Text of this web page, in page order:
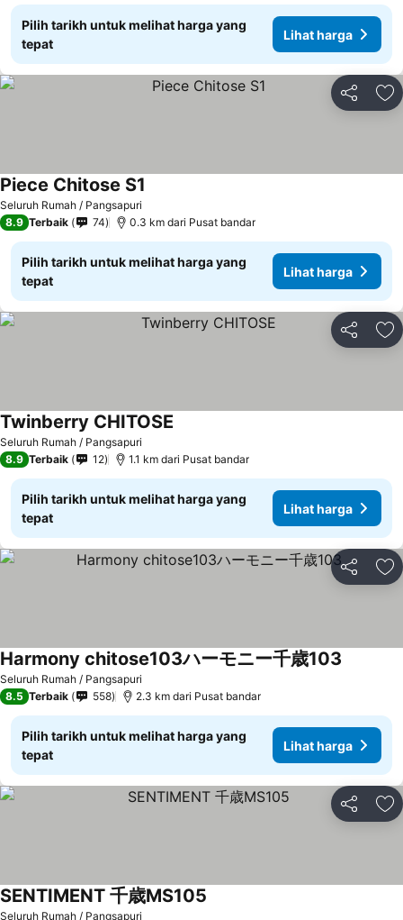
Pilih tarikh untuk melihat harga yang
tepat
Lihat harga
Kongsi
Seluruh Rumah / Pangsapuri
Piece Chitose S1
8.9 Terbaik 74 0.3 km dari Pusat bandar
Pilih tarikh untuk melihat harga yang
tepat
Lihat harga
Kongsi
Seluruh Rumah / Pangsapuri
Twinberry CHITOSE
8.9 Terbaik 12 1.1 km dari Pusat bandar
Pilih tarikh untuk melihat harga yang
tepat
Lihat harga
Kongsi
Seluruh Rumah / Pangsapuri
Harmony chitose103ハーモニー千歳103
8.5 Terbaik 558 2.3 km dari Pusat bandar
Pilih tarikh untuk melihat harga yang
tepat
Lihat harga
Kongsi
Seluruh Rumah / Pangsapuri
SENTIMENT 千歳MS105